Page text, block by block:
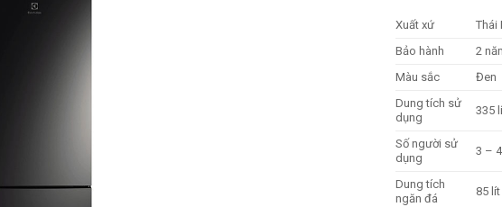
Xuất xứ
Thái
Bảo hành
2
Màu sắc
Đen
Dung tích sử
dụng
335
Số người sử
dụng
3 –
Dung tích
ngăn đá
85 lít